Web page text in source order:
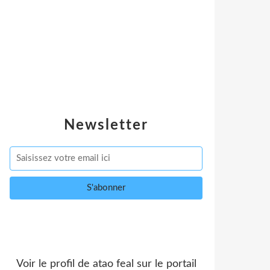
Newsletter
Voir le profil de atao feal sur le portail